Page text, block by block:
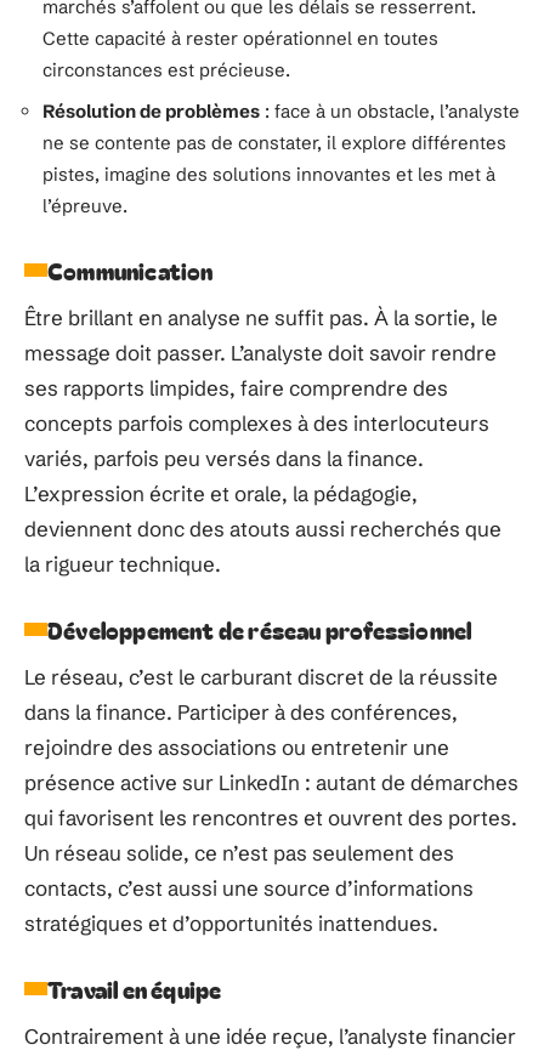
marchés s’affolent ou que les délais se resserrent.
Cette capacité à rester opérationnel en toutes
circonstances est précieuse.
Résolution de problèmes : face à un obstacle, l’analyste
ne se contente pas de constater, il explore différentes
pistes, imagine des solutions innovantes et les met à
l’épreuve.
Communication
Être brillant en analyse ne suffit pas. À la sortie, le
message doit passer. L’analyste doit savoir rendre
ses rapports limpides, faire comprendre des
concepts parfois complexes à des interlocuteurs
variés, parfois peu versés dans la finance.
L’expression écrite et orale, la pédagogie,
deviennent donc des atouts aussi recherchés que
la rigueur technique.
Développement de réseau professionnel
Le réseau, c’est le carburant discret de la réussite
dans la finance. Participer à des conférences,
rejoindre des associations ou entretenir une
présence active sur LinkedIn : autant de démarches
qui favorisent les rencontres et ouvrent des portes.
Un réseau solide, ce n’est pas seulement des
contacts, c’est aussi une source d’informations
stratégiques et d’opportunités inattendues.
Travail en équipe
Contrairement à une idée reçue, l’analyste financier